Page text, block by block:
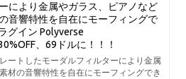
により金属やガラス、ピアノなど
音響特性を自在にモーフィングで
グイン Polyverse
、69ドルに！！！
ートしたモーダルフィルターにより金属
材の音響特性を自在にモーフィングでき